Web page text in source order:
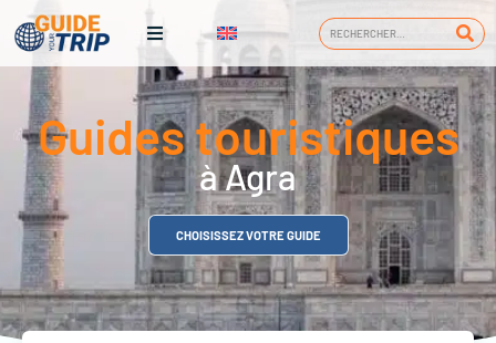
Guides touristiques
à Agra
CHOISISSEZ VOTRE GUIDE